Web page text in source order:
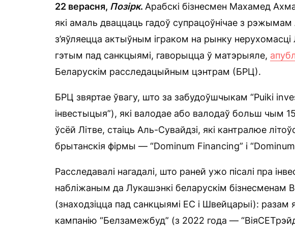
22 верасня, Позірк. Арабскі бізнесмен Махамед
які амаль дваццаць гадоў супрацоўнічае з
з’яўляецца актыўным іграком на рынку нерухомасці
гэтым пад санкцыямі, гаворыцца ў матэрыяле,
Беларускім расследацыйным цэнтрам (БРЦ).
БРЦ звяртае ўвагу, што за забудоўшчыкам “Puiki
інвестыцыя”), які валодае або валодаў больш чым
ўсёй Літве, стаіць Аль-Сувайдзі, які кантралюе
брытанскія фірмы — “Dominum Financing” і
Расследавалі нагадалі, што раней ужо пісалі пра
набліжаным да Лукашэнкі беларускім бізнесменам
(знаходзіцца пад санкцыямі ЕС і Швейцарыі): разам
кампанію “Белзамежбуд” (з 2022 года —